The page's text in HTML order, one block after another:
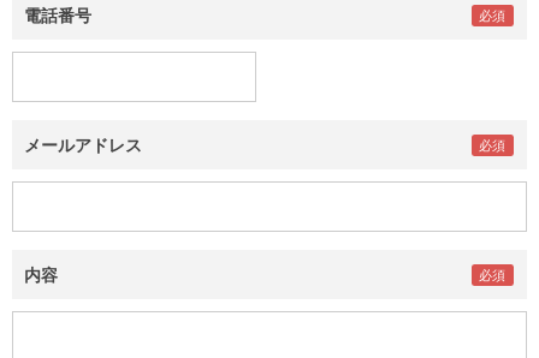
電話番号
メールアドレス
内容